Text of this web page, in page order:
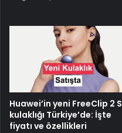
Huawei’in yeni FreeClip 2 S
kulaklığı Türkiye’de: İşte
fiyatı ve özellikleri